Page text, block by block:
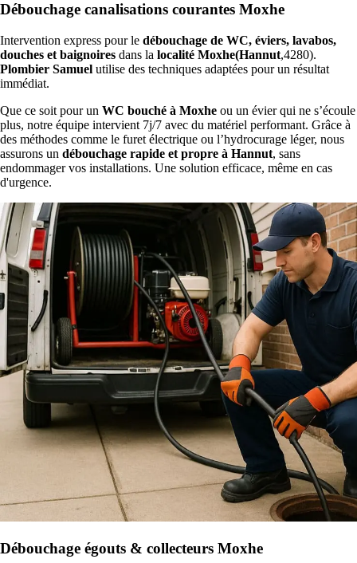
Débouchage canalisations courantes Moxhe
Intervention express pour le débouchage de WC, éviers, lavabos,
douches et baignoires dans la localité Moxhe(Hannut,4280).
Plombier Samuel utilise des techniques adaptées pour un résultat
immédiat.
Que ce soit pour un WC bouché à Moxhe ou un évier qui ne s’écoule
plus, notre équipe intervient 7j/7 avec du matériel performant. Grâce à
des méthodes comme le furet électrique ou l’hydrocurage léger, nous
assurons un débouchage rapide et propre à Hannut, sans
endommager vos installations. Une solution efficace, même en cas
d'urgence.
Débouchage égouts & collecteurs Moxhe